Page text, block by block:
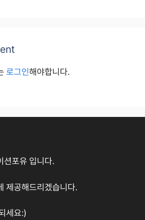
로그인해야합니다.
션포유 입니다.
제공해드리겠습니다.
세요:)